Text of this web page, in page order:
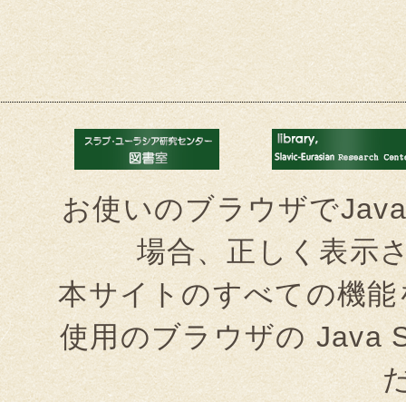
お使いのブラウザで
場合、正しく表示
本サイトのすべての機
使用のブラウザの Java